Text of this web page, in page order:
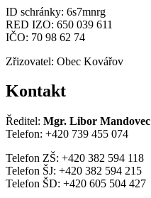
ID schránky: 6s7mnrg
RED IZO: 650 039 611
IČO: 70 98 62 74
Zřizovatel: Obec Kovářov
Kontakt
Ředitel: Mgr. Libor Mandovec
Telefon: +420 739 455 074
Telefon ZŠ: +420 382 594 118
Telefon ŠJ: +420 382 594 215
Telefon ŠD: +420 605 504 427